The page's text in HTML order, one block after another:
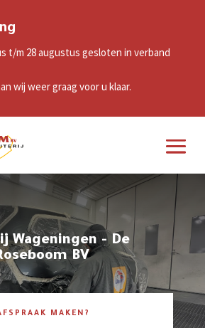
t/m 28 augustus gesloten in verband
wij weer graag voor u klaar.
Wageningen - De
BV
MAKEN?